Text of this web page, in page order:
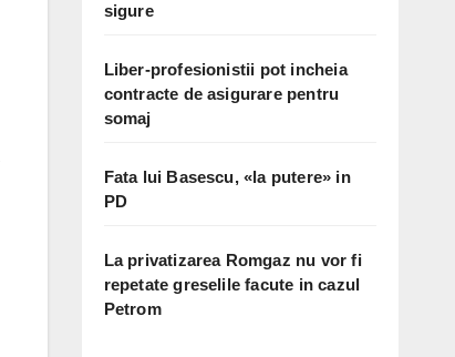
sigure
Liber-profesionistii pot incheia
contracte de asigurare pentru
somaj
Fata lui Basescu, «la putere» in
PD
La privatizarea Romgaz nu vor fi
repetate greselile facute in cazul
Petrom